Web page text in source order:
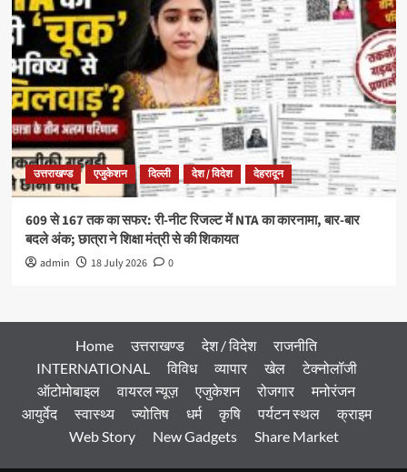
उत्तराखण्ड एजुकेशन दिल्ली देश / विदेश देहरादून
609 से 167 तक का सफर: री-नीट रिजल्ट में NTA का कारनामा, बार-बार
बदले अंक; छात्रा ने शिक्षा मंत्री से की शिकायत
admin 18 July 2026 0
Home उत्तराखण्ड देश / विदेश
राजनीति
INTERNATIONAL
विविध व्यापार खेल
टेक्नोलॉजी
ऑटोमोबाइल
वायरल न्यूज़ एजुकेशन रोजगार
मनोरंजन
आयुर्वेद
स्वास्थ्य ज्योतिष धर्म कृषि पर्यटन स्थल
क्राइम
Web Story
New Gadgets Share Market